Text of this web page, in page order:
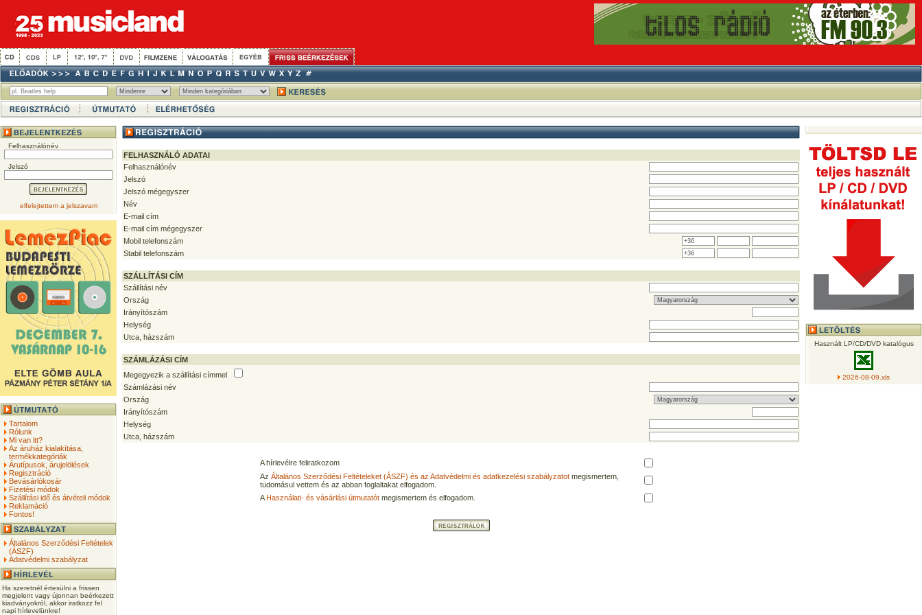
Felhasználónév
Jelszó
elfelejtettem a jelszavam
Tartalom
Rólunk
Mi van itt?
Az áruház kialakítása,
termékkategóriák
Árutípusok, árujelölések
Regisztráció
Bevásárlókosár
Fizetési módok
Szállítási idő és átvételi módok
Reklamáció
Fontos!
Általános Szerződési Feltételek
(ÁSZF)
Adatvédelmi szabályzat
Ha szeretnél értesülni a frissen
megjelent vagy újonnan beérkezett
kiadványokról, akkor iratkozz fel
napi hírlevelünkre!
FELHASZNÁLÓ ADATAI
Felhasználónév
Jelszó
Jelszó mégegyszer
Név
E-mail cím
E-mail cím mégegyszer
Mobil telefonszám
Stabil telefonszám
SZÁLLÍTÁSI CÍM
Szállítási név
Ország
Irányítószám
Helység
Utca, házszám
SZÁMLÁZÁSI CÍM
Megegyezik a szállítási címmel
Számlázási név
Ország
Irányítószám
Helység
Utca, házszám
A hírlevélre feliratkozom
Az Általános Szerződési Feltételeket (ÁSZF) és az Adatvédelmi és adatkezelési szabályzatot megismertem,
tudomásul vettem és az abban foglaltakat elfogadom.
AHasználati- és vásárlási útmutatót megismertem és elfogadom.
Használt LP/CD/DVD katalógus
2026-08-09.xls